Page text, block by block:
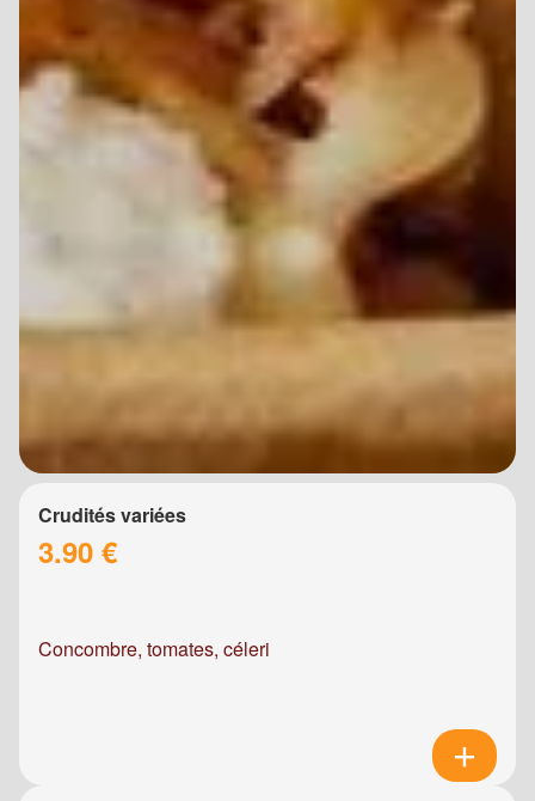
Crudités variées
3.90 €
Concombre, tomates, céleri